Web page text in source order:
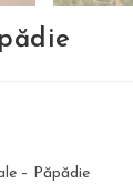
– Păpădie